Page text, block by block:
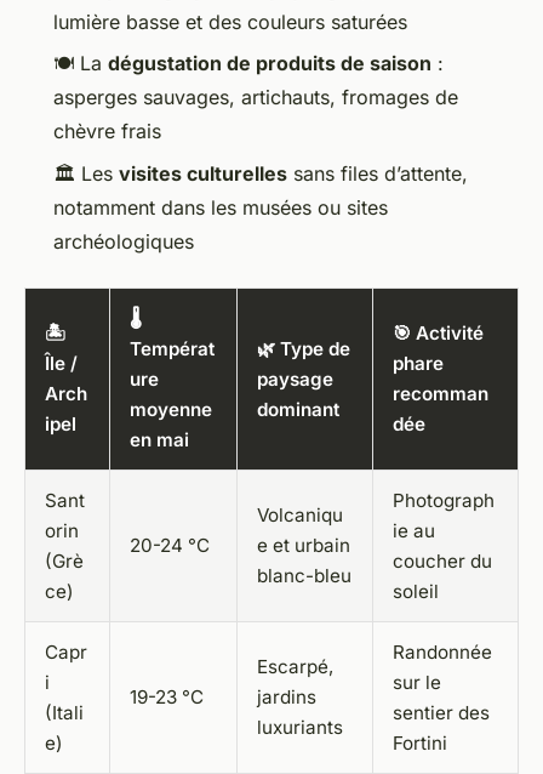
lumière basse et des couleurs saturées
🍽️ La dégustation de produits de saison :
asperges sauvages, artichauts, fromages de
chèvre frais
🏛️ Les visites culturelles sans files d’attente,
notamment dans les musées ou sites
archéologiques
🏝️
Île /
Arch
ipel
🌡️
Températ
ure
moyenne
en mai
🌿 Type de
paysage
dominant
🎯 Activité
phare
recomman
dée
Sant
orin
(Grè
ce)
20-24 °C
Volcaniqu
e et urbain
blanc-bleu
Photograph
ie au
coucher du
soleil
Capr
i
(Itali
e)
19-23 °C
Escarpé,
jardins
luxuriants
Randonnée
sur le
sentier des
Fortini